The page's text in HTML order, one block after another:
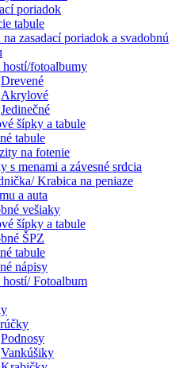
poriadok
tabule
na zasadací poriadok a svadobnú
fotoalbumy
Drevené
Akrylové
Jedinečné
šípky a tabule
tabule
na fotenie
s menami a závesné srdcia
Krabica na peniaze
a auta
vešiaky
šípky a tabule
ŠPZ
tabule
nápisy
Fotoalbum
Podnosy
Vankúšiky